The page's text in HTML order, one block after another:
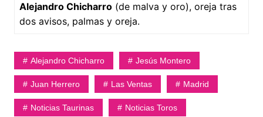
Alejandro Chicharro(de malva y oro), oreja tras
dos avisos, palmas y oreja.
Alejandro Chicharro Jesús Montero
Juan Herrero Las Ventas Madrid
Noticias Taurinas Noticias Toros